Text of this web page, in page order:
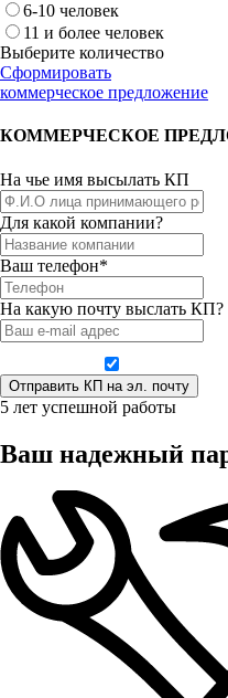
6-10 человек
11 и более человек
Выберите количество
Сформировать
коммерческое предложение
КОММЕРЧЕСКОЕ
На чье имя высылать КП
Для какой компании?
Ваш телефон*
На какую почту выслать КП?
5 лет успешной работы
Ваш надежный